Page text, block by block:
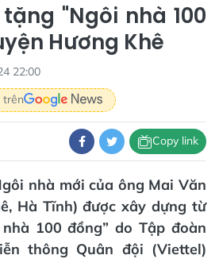
"Ngôi nhà 100
Hương Khê
22:00
trên
Copy link
nhà mới của ông Mai Văn
Hà Tĩnh) được xây dựng từ
100 đồng” do Tập đoàn
thông Quân đội (Viettel)